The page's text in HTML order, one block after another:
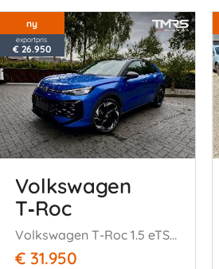
ny
exportpris
€ 26.950
Volkswagen
T‑Roc
Volkswagen T-Roc 1.5 eTSI 110 kW R-Line Camera Ambiance ACC
€ 31.950